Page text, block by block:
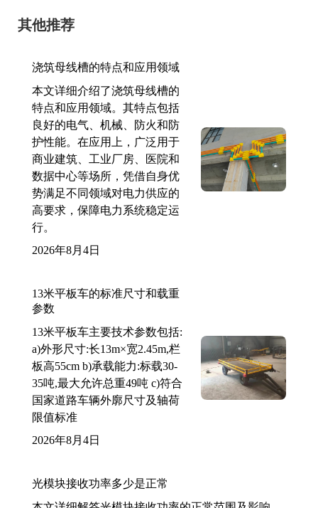
其他推荐
浇筑母线槽的特点和应用领域
本文详细介绍了浇筑母线槽的
特点和应用领域。其特点包括
良好的电气、机械、防火和防
护性能。在应用上，广泛用于
商业建筑、工业厂房、医院和
数据中心等场所，凭借自身优
势满足不同领域对电力供应的
高要求，保障电力系统稳定运
行。
2026年8月4日
13米平板车的标准尺寸和载重
参数
13米平板车主要技术参数包括:
a)外形尺寸:长13m×宽2.45m,栏
板高55cm b)承载能力:标载30-
35吨,最大允许总重49吨 c)符合
国家道路车辆外廓尺寸及轴荷
限值标准
2026年8月4日
光模块接收功率多少是正常